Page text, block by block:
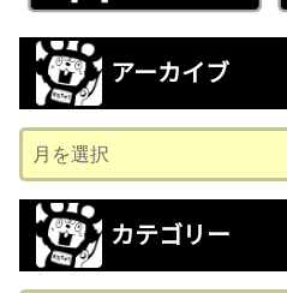
アーカイブ
ー
カ
ブ
カテゴリー